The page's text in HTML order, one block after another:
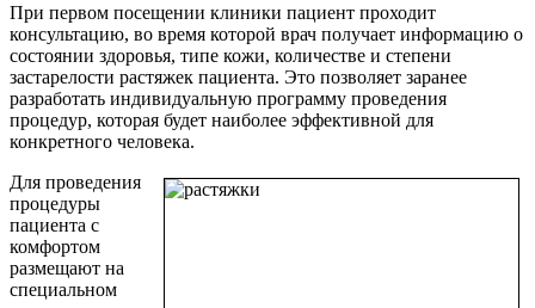
При первом посещении клиники пациент проходит
консультацию, во время которой врач получает информацию о
состоянии здоровья, типе кожи, количестве и степени
застарелости растяжек пациента. Это позволяет заранее
разработать индивидуальную программу проведения
процедур, которая будет наиболее эффективной для
конкретного человека.
Для проведения
процедуры
пациента с
комфортом
размещают на
специальном